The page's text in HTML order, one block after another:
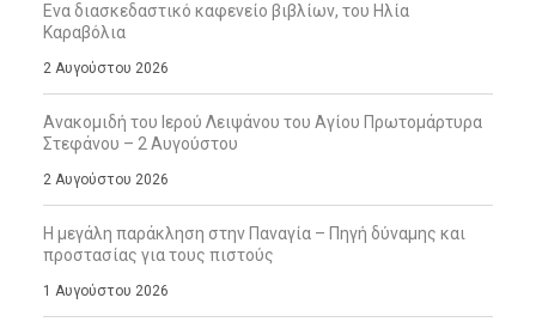
Ενα διασκεδαστικό καφενείο βιβλίων, του Ηλία
Καραβόλια
2 Αυγούστου 2026
Ανακομιδή του Ιερού Λειψάνου του Αγίου Πρωτομάρτυρα
Στεφάνου – 2 Αυγούστου
2 Αυγούστου 2026
Η μεγάλη παράκληση στην Παναγία – Πηγή δύναμης και
προστασίας για τους πιστούς
1 Αυγούστου 2026